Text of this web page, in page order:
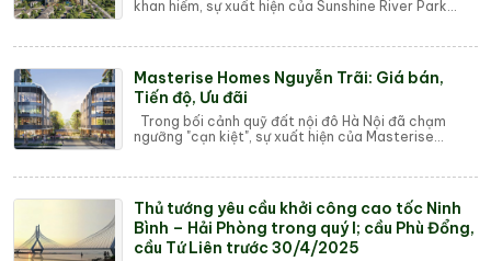
khan hiếm, sự xuất hiện của Sunshine River Park
Masterise Homes Nguyễn Trãi: Giá bán,
Tiến độ, Ưu đãi
Trong bối cảnh quỹ đất nội đô Hà Nội đã chạm
ngưỡng "cạn kiệt", sự xuất hiện của Masterise
Thủ tướng yêu cầu khởi công cao tốc Ninh
Bình – Hải Phòng trong quý I; cầu Phù Đổng,
cầu Tứ Liên trước 30/4/2025